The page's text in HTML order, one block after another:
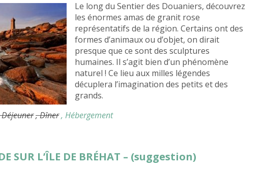
Le long du Sentier des Douaniers, découvrez
les énormes amas de granit rose
représentatifs de la région. Certains ont des
formes d’animaux ou d’objet, on dirait
presque que ce sont des sculptures
humaines. Il s’agit bien d’un phénomène
naturel ! Ce lieu aux milles légendes
décuplera l’imagination des petits et des
grands.
, Dîner, Hébergement
SUR L’ÎLE DE BRÉHAT – (suggestion)